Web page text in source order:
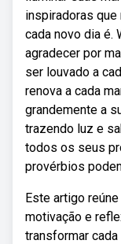
inspiradoras
cada novo dia é.
agradecer por
ser louvado a
renova a cada
grandemente a
trazendo luz e
todos os seus
provérbios
Este artigo
motivação e
transformar